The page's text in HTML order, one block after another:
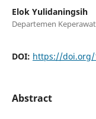
Elok Yulidaningsih
Departemen
DOI: https://doi.org/
Abstract